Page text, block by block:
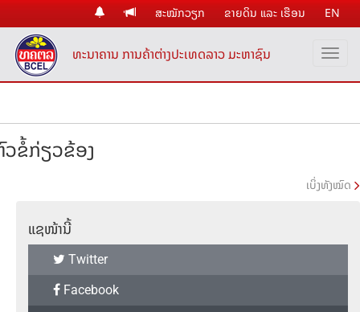
ສະໝັກວຽກ ຂາຍດິນ ແລະ ເຮືອນ EN
ທະນາຄານ ການຄ້າຕ່າງປະເທດລາວ ມະຫາຊົນ
ຂໍ້ກ່ຽວຂ້ອງ
ເບິ່ງທັງໝົດ
ແຊໜ້ານີ້
Twitter
Facebook